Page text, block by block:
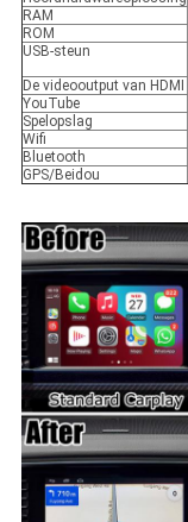
RAM
ROM
USB-steun
De videooutput van HDMI
YouTube
Spelopslag
Wifi
Bluetooth
GPS/Beidou